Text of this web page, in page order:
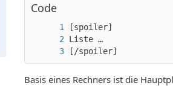
Code
[/spoiler]
Basis eines Rechners ist die